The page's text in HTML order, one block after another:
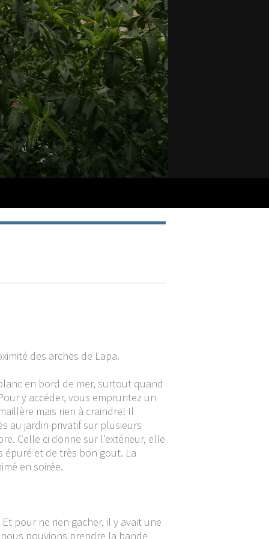
des arches de Lapa.
en bord de mer, surtout quand
y accéder, vous empruntez un
mais rien à craindre! Il
au jardin privatif sur plusieurs
Celle ci donne sur l'extérieur, elle
épuré et de très bon gout. La
en soirée.
pour ne rien gacher, il y avait une
pouvions prendre la bande